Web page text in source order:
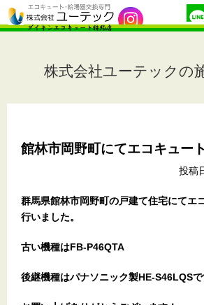
株式会社ユーテックの
館林市岡野町にてエコキュー
投稿
群馬県館林市岡野町の戸建て住宅にてエ
行いました。
古い機種はFB-P46QTA
後継機種はパナソニック製HE-S46LQSで